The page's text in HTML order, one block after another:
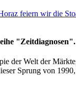
feiern wir die
der Welt der
Sprung von